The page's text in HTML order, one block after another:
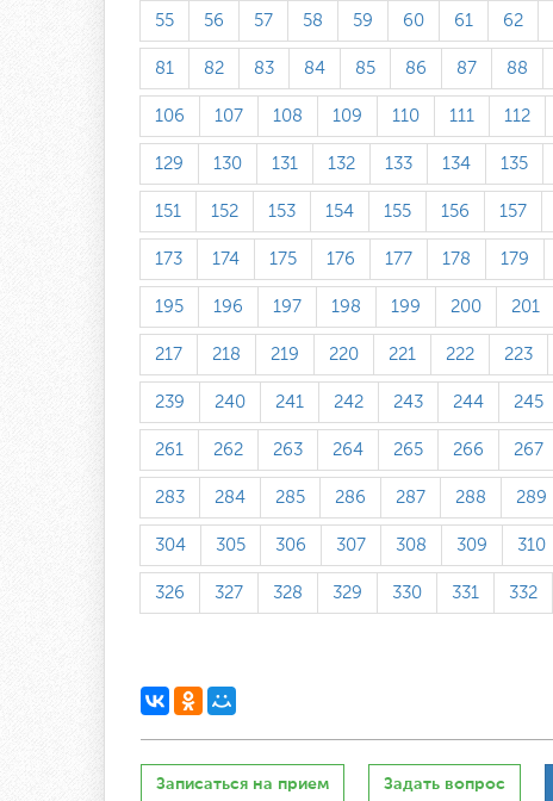
55 56 57 58 59 60 61 62
81 82 83 84 85 86 87 88
106 107 108 109 110 111 112
129 130 131 132 133 134 135
151 152 153 154 155 156 157
173 174 175 176 177 178 179
195 196 197 198 199 200 201
217 218 219 220 221 222 223
239 240 241 242 243 244 245
261 262 263 264 265 266 267
283 284 285 286 287 288 289
304 305 306 307 308 309 310
326 327 328 329 330 331 332
Записаться на прием Задать вопрос